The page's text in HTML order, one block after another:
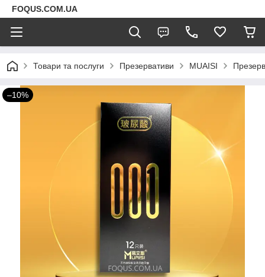
FOQUS.COM.UA
Товари та послуги Презервативи MUAISI
–10%